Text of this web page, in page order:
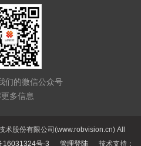
们的微信公众号
多信息
术股份有限公司(www.robvision.cn) All
16031324号-3 管理登陆 技术支持：